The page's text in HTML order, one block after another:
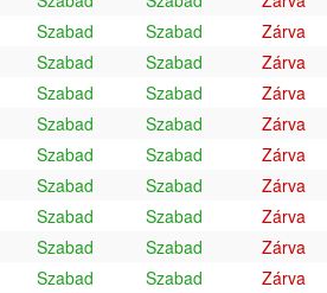
Szabad Szabad
Zárva
Szabad Szabad
Zárva
Szabad Szabad
Zárva
Szabad Szabad
Zárva
Szabad Szabad
Zárva
Szabad Szabad
Zárva
Szabad Szabad
Zárva
Szabad Szabad
Zárva
Szabad Szabad
Zárva